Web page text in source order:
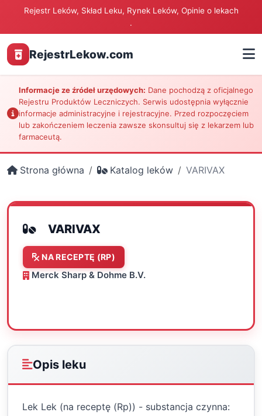
Rejestr Leków, Skład Leku, Rynek Leków, Opinie o lekach
.
RejestrLekow.com
Informacje ze źródeł urzędowych: Dane pochodzą z oficjalnego
Rejestru Produktów Leczniczych. Serwis udostępnia wyłącznie
informacje administracyjne i rejestracyjne. Przed rozpoczęciem
lub zakończeniem leczenia zawsze skonsultuj się z lekarzem lub
farmaceutą.
Strona główna Katalog leków VARIVAX
VARIVAX
NA RECEPTĘ (RP)
Merck Sharp & Dohme B.V.
Opis leku
Lek Lek (na receptę (Rp)) - substancja czynna: